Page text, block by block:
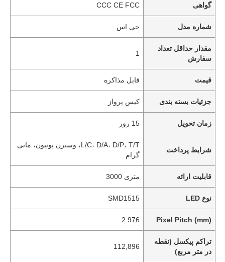
گواهی CCC CE FCC
شماره مدل جی اس
مقدار حداقل تعداد
سفارش
1
قیمت قابل مذاکره
جزئیات بسته بندی کیس پرواز
زمان تحویل 15 روز
شرایط پرداخت
L/C، D/A، D/P، T/T، وسترن یونیون، مانی
گرام
قابلیت ارائه متری 3000
نوع LED SMD1515
Pixel Pitch (mm)
2.976
تراکم پیکسل (نقطه
در متر مربع)
112,896